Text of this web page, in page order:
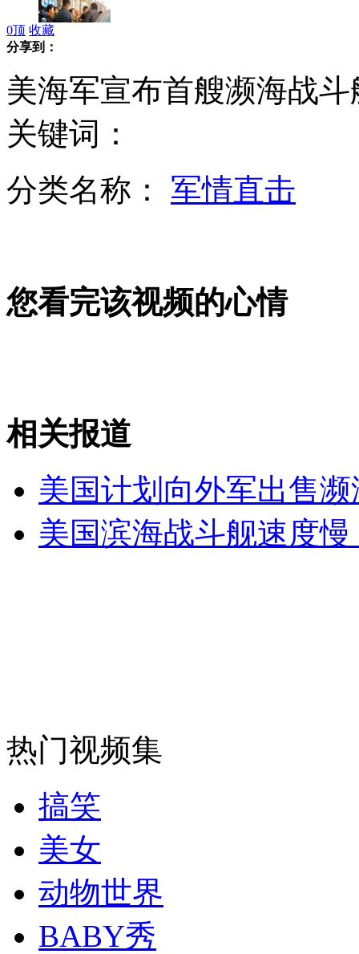
拍客：直升飞机迎娶新娘 每小时租金两万
实拍惊险民间斗牛 男子瞬间被顶飞
"好奇"号将首次钻探火星岩石
山西运城恶犬咬伤多人 警民合力深夜将其击毙
安徽一实载49人客车翻车
0顶 收藏
分享到：
美海军宣布首艘濒海战
关键词：
分类名称： 军情直击
您看完该视频的心情
相关报道
美国计划向外军出售
美国滨海战斗舰速度
热门视频集
搞笑
美女
动物世界
BABY秀